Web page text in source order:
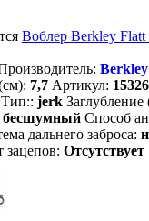
Воблер Berkley Flatt
Berkley
7,7 Артикул:
Тип:: jerk Заглубление
бесшумный Способ
дальнего заброса:
зацепов: Отсутствует